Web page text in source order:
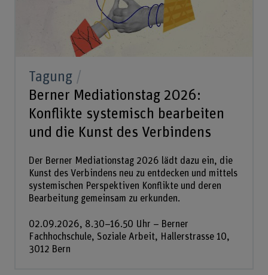
Tagung
Berner Mediationstag 2026:
Konflikte systemisch bearbeiten
und die Kunst des Verbindens
Der Berner Mediationstag 2026 lädt dazu ein, die
Kunst des Verbindens neu zu entdecken und mittels
systemischen Perspektiven Konflikte und deren
Bearbeitung gemeinsam zu erkunden.
02.09.2026, 8.30–16.50 Uhr – Berner
Fachhochschule, Soziale Arbeit, Hallerstrasse 10,
3012 Bern